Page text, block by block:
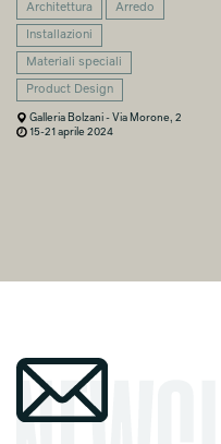
Architettura Arredo
Installazioni
Materiali speciali
Product Design
Galleria Bolzani - Via Morone, 2
15-21 aprile 2024